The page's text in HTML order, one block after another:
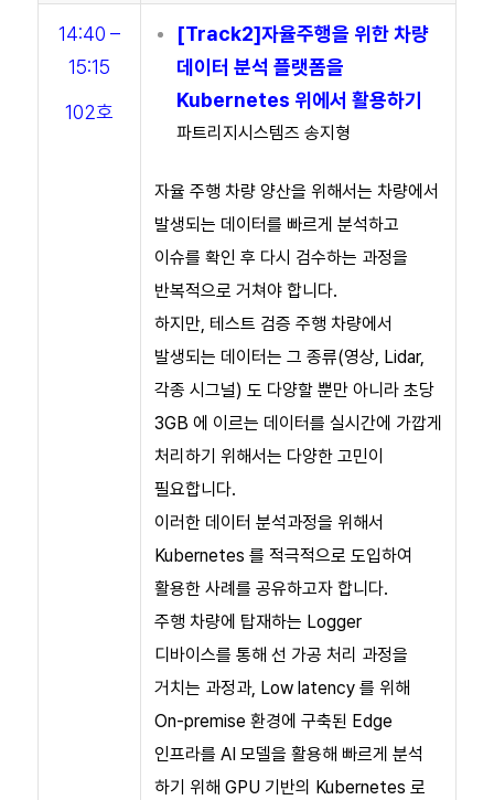
14:40 –
15:15
102호
[Track2]자율주행을 위한 차량
데이터 분석 플랫폼을
Kubernetes 위에서 활용하기
파트리지시스템즈 송지형
자율 주행 차량 양산을 위해서는 차량에서
발생되는 데이터를 빠르게 분석하고
이슈를 확인 후 다시 검수하는 과정을
반복적으로 거쳐야 합니다.
하지만, 테스트 검증 주행 차량에서
발생되는 데이터는 그 종류(영상, Lidar,
각종 시그널) 도 다양할 뿐만 아니라 초당
3GB 에 이르는 데이터를 실시간에 가깝게
처리하기 위해서는 다양한 고민이
필요합니다.
이러한 데이터 분석과정을 위해서
Kubernetes 를 적극적으로 도입하여
활용한 사례를 공유하고자 합니다.
주행 차량에 탑재하는 Logger
디바이스를 통해 선 가공 처리 과정을
거치는 과정과, Low latency 를 위해
On-premise 환경에 구축된 Edge
인프라를 AI 모델을 활용해 빠르게 분석
하기 위해 GPU 기반의 Kubernetes 로